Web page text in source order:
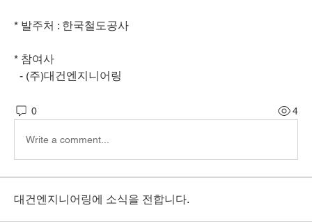
* 발주처 : 한국철도공사
* 참여사
- (주)대건엔지니어링
0 4
Write a comment...
대건엔지니어링에 소식을 전합니다.